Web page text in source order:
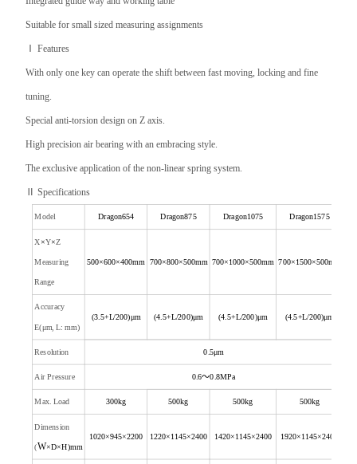
Suitable for small sized measuring assignments
ⅠFeatures
With only one key can operate the shift between fast moving, locking and fine
tuning.
Special anti-torsion design on Z axis.
High precision air bearing with an embracing style.
The exclusive application of the non-linear spring system.
ⅡSpecifications
Model Dragon654 Dragon875 Dragon1075 Dragon1575
X×Y×Z
Measuring
Range
500×600×400mm 700×800×500mm 700×1000×500mm 700×1500×500mm
Accuracy
E(μm, L: mm)
(3.5+L/200)μm (4.5+L/200)μm (4.5+L/200)μm (4.5+L/200)μm
Resolution 0.5μm
Air Pressure 0.6～0.8MPa
Max. Load 300kg 500kg 500kg 500kg
Dimension
(W×D×H)mm
1020×945×2200 1220×1145×2400 1420×1145×2400 1920×1145×2400